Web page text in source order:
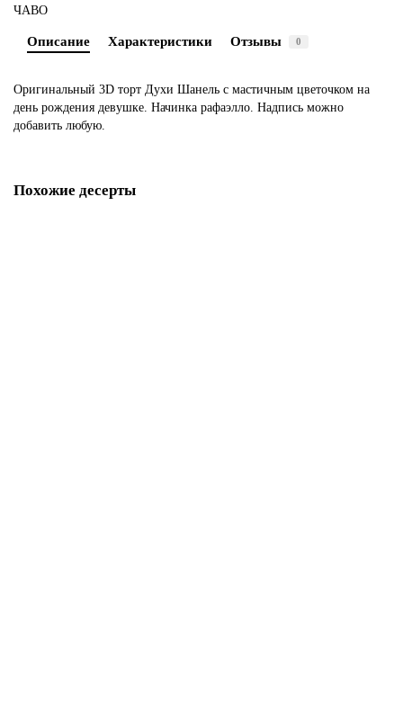
ЧАВО
Описание Характеристики Отзывы 0
Оригинальный 3D торт Духи Шанель с мастичным цветочком на
день рождения девушке. Начинка рафаэлло. Надпись можно
добавить любую.
Похожие десерты